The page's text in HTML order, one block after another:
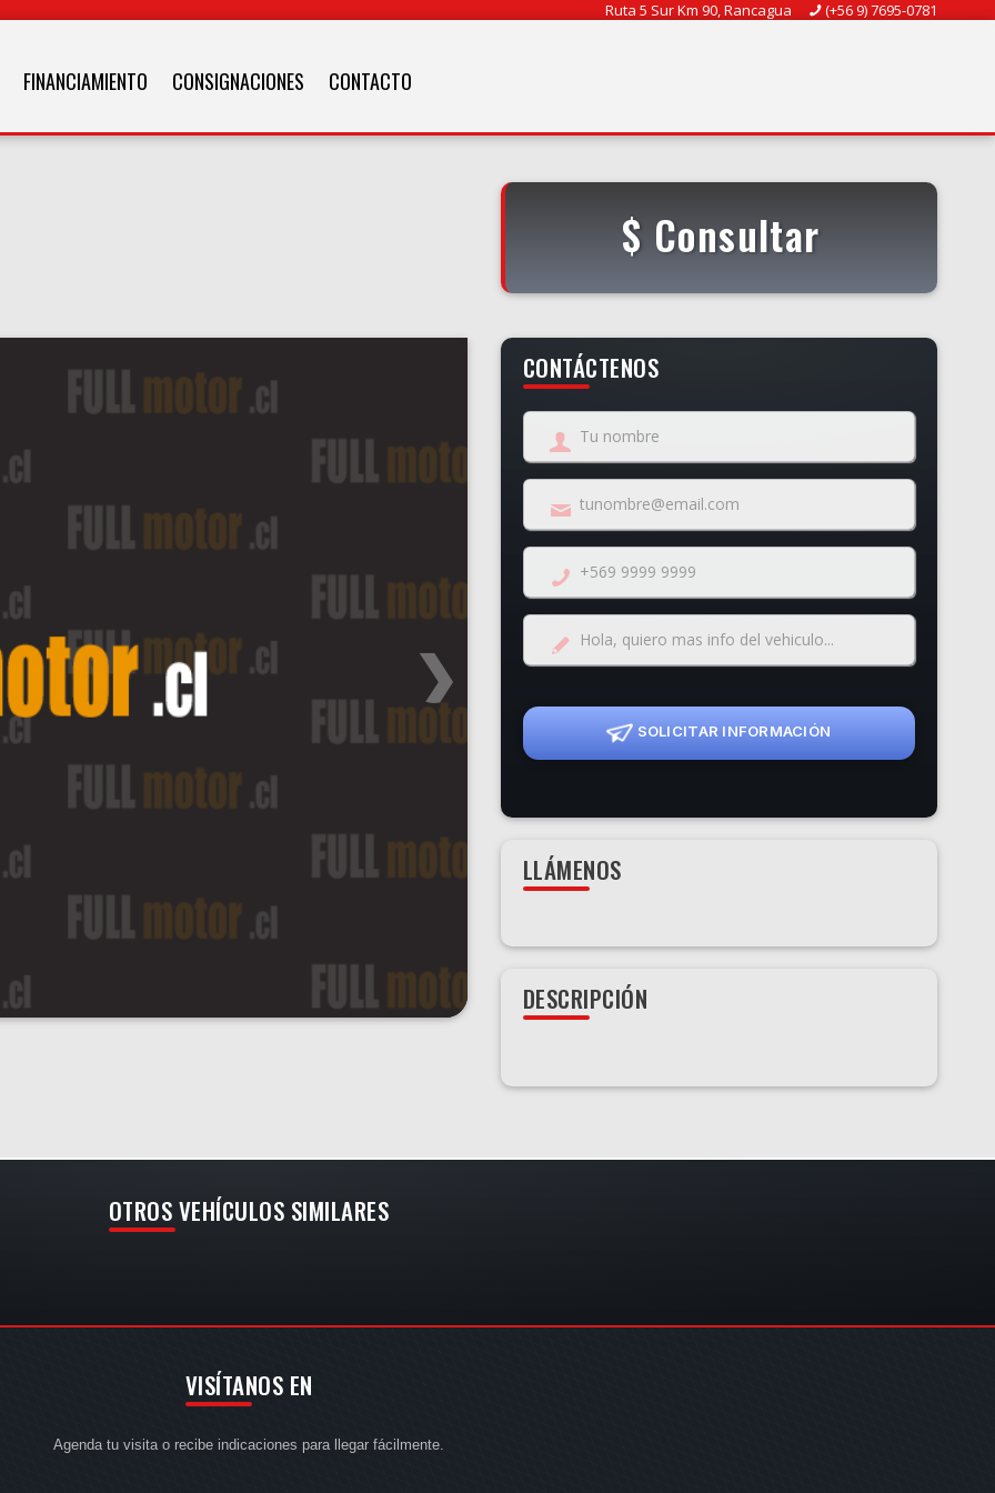
Ruta 5 Sur Km 90, Rancagua (+56 9) 7695-0781
FINANCIAMIENTO CONSIGNACIONES CONTACTO
$ Consultar
CONTÁCTENOS
SOLICITAR INFORMACIÓN
LLÁMENOS
DESCRIPCIÓN
OTROS VEHÍCULOS SIMILARES
VISÍTANOS EN
Agenda tu visita o recibe indicaciones para llegar fácilmente.